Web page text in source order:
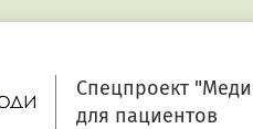
Спецпроект
для пациентов